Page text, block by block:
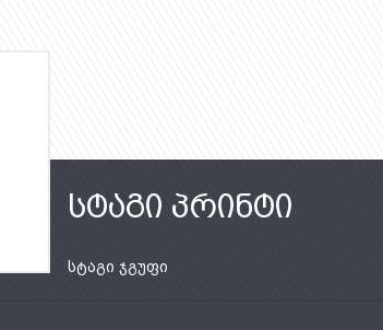
სტაგი პრინტი
სტაგი ჯგუფი